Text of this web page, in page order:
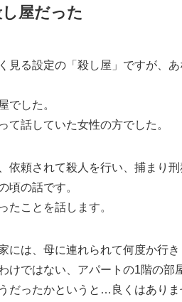
屋だった
見る設定の「殺し屋」ですが、
でした。
て話していた女性の方でした。
依頼されて殺人を行い、捕まり刑
頃の話です。
たことを話します。
には、母に連れられて何度か行き
けではない、アパートの1階の部
だったかというと…良くはありま